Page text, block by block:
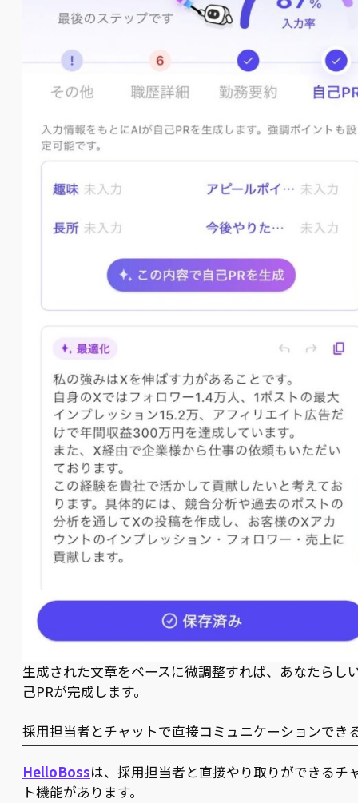
生成された文章をベースに微調整すれば、あなたらし
己PRが完成します。
採用担当者とチャットで直接コミュニケーションでき
HelloBossは、採用担当者と直接やり取りができるチ
ト機能があります。